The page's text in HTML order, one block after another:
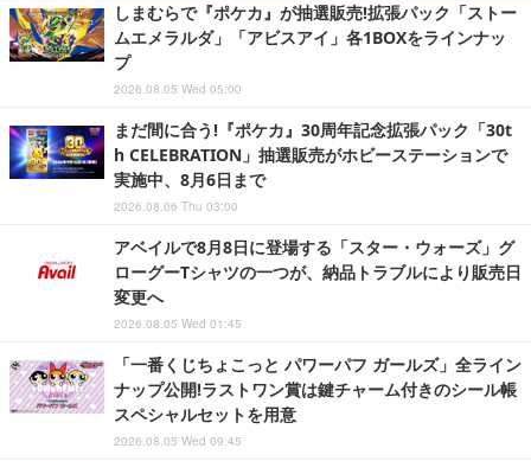
しまむらで『ポケカ』が抽選販売!拡張パック「ストー
ムエメラルダ」「アビスアイ」各1BOXをラインナッ
プ
2026.08.05 Wed 05:00
まだ間に合う!『ポケカ』30周年記念拡張パック「30t
h CELEBRATION」抽選販売がホビーステーションで
実施中、8月6日まで
2026.08.06 Thu 03:00
アベイルで8月8日に登場する「スター・ウォーズ」グ
ローグーTシャツの一つが、納品トラブルにより販売日
変更へ
2026.08.05 Wed 01:45
「一番くじちょこっと パワーパフ ガールズ」全ライン
ナップ公開!ラストワン賞は鍵チャーム付きのシール帳
スペシャルセットを用意
2026.08.05 Wed 09:45